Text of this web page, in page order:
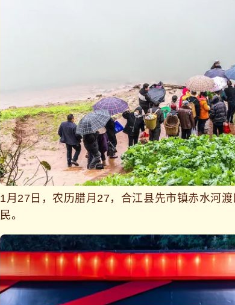
1月27日，农历腊月27，合江县先市镇赤水河
民。